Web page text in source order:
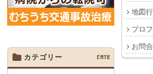
地図
プロ
お問
カテゴリー
CATE